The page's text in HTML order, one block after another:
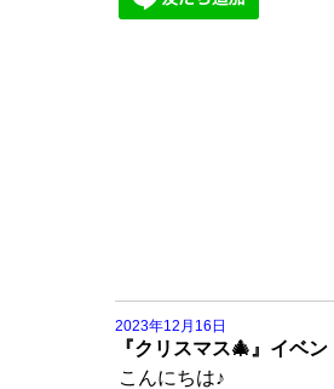
2023年12月16日
『クリスマス🎄』イベ
こんにちは♪